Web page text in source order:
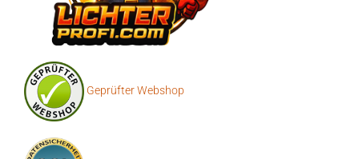
Geprüfter Webshop